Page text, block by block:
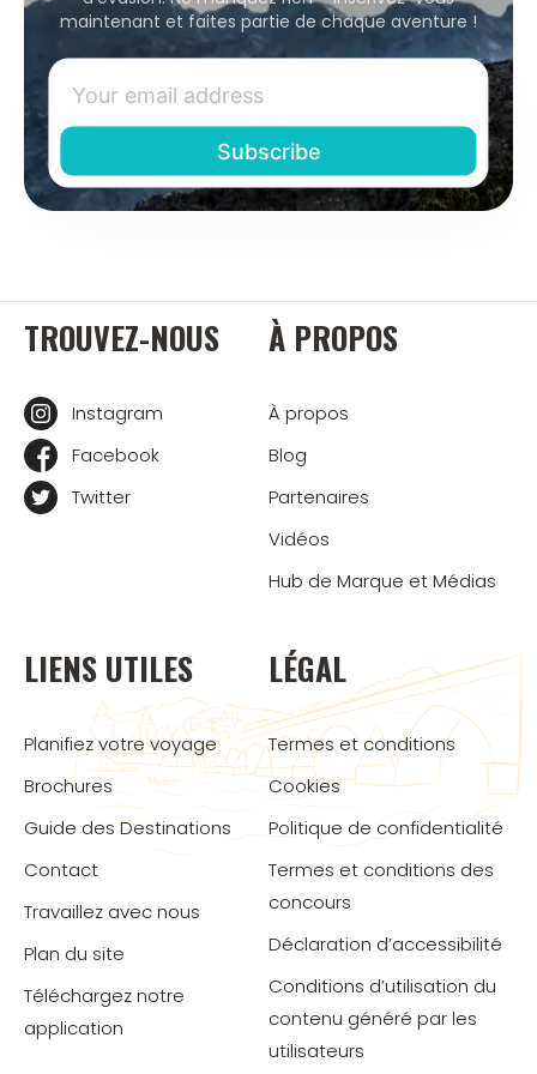
maintenant et faites partie de chaque aventure !
TROUVEZ-NOUS
Instagram
Facebook
Twitter
À PROPOS
À propos
Blog
Partenaires
Vidéos
Hub de Marque et Médias
LIENS UTILES
Planifiez votre voyage
Brochures
Guide des Destinations
Contact
Travaillez avec nous
Plan du site
Téléchargez notre
application
LÉGAL
Termes et conditions
Cookies
Politique de confidentialité
Termes et conditions des
concours
Déclaration d’accessibilité
Conditions d’utilisation du
contenu généré par les
utilisateurs